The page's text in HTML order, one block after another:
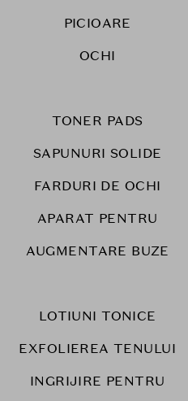
PICIOARE
OCHI
TONER PADS
SAPUNURI SOLIDE
FARDURI DE OCHI
APARAT PENTRU
AUGMENTARE BUZE
LOTIUNI TONICE
EXFOLIEREA TENULUI
INGRIJIRE PENTRU